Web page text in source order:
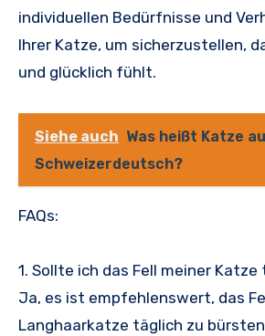
individuellen Bedürfnisse und
Ihrer Katze, um sicherzustellen,
und glücklich fühlt.
Siehe auch Was heißt Katze
Schweizerdeutsch?
FAQs:
1. Sollte ich das Fell meiner
Ja, es ist empfehlenswert, das
Langhaarkatze täglich zu